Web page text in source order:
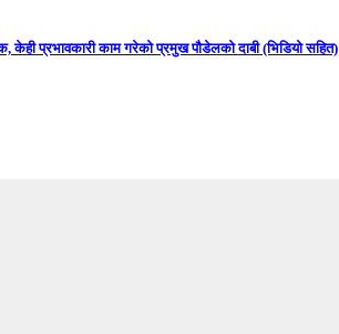
केही प्रभावकारी काम गरेको प्रमुख पौडेलको दाबी (भिडियो सहित)